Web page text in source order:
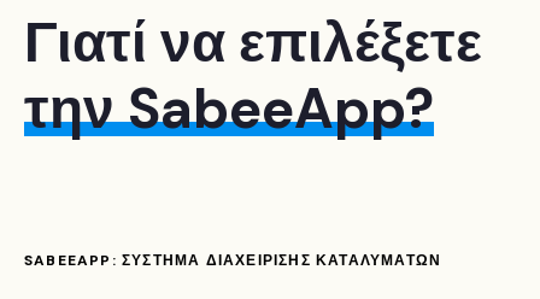
Γιατί να επιλέξετε
την SabeeApp?
SABEEAPP: ΣΥΣΤΗΜΑ ΔΙΑΧΕΙΡΙΣΗΣ ΚΑΤΑΛΥΜΑΤΩΝ